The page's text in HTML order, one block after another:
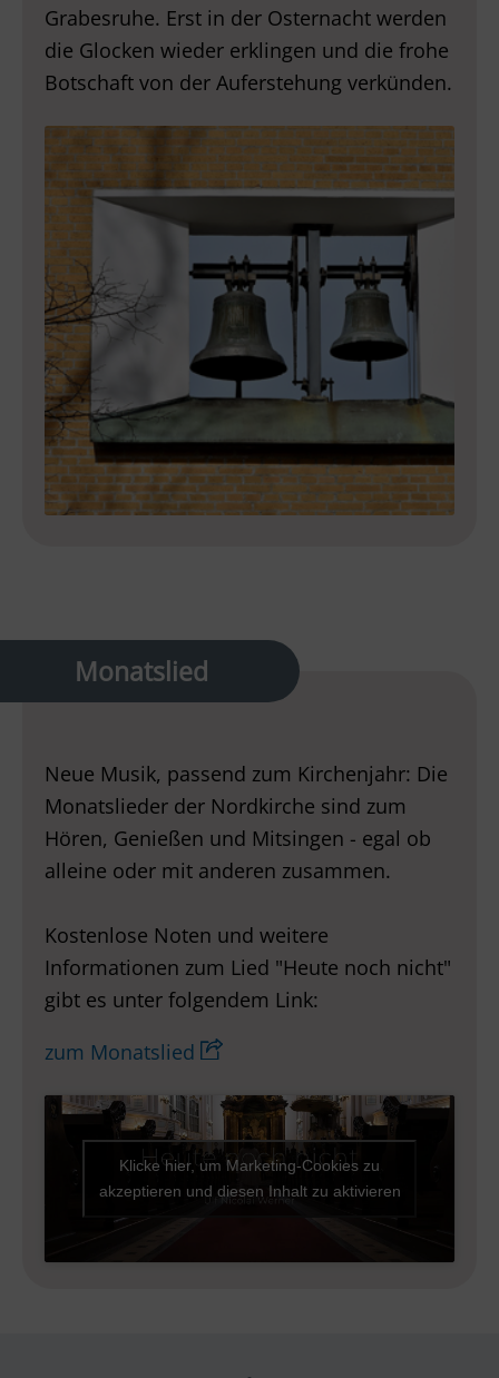
Grabesruhe. Erst in der Osternacht werden
die Glocken wieder erklingen und die frohe
Botschaft von der Auferstehung verkünden.
Monatslied
Klicke hier, um Marketing-Cookies zu
akzeptieren und diesen Inhalt zu aktivieren
Neue Musik, passend zum Kirchenjahr: Die
Monatslieder der Nordkirche sind zum
Hören, Genießen und Mitsingen - egal ob
alleine oder mit anderen zusammen.
Kostenlose Noten und weitere
Informationen zum Lied "Heute noch nicht"
gibt es unter folgendem Link:
zum Monatslied